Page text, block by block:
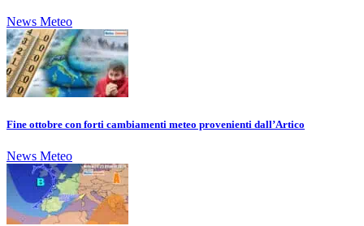
News Meteo
Fine ottobre con forti cambiamenti meteo provenienti dall’Artico
News Meteo